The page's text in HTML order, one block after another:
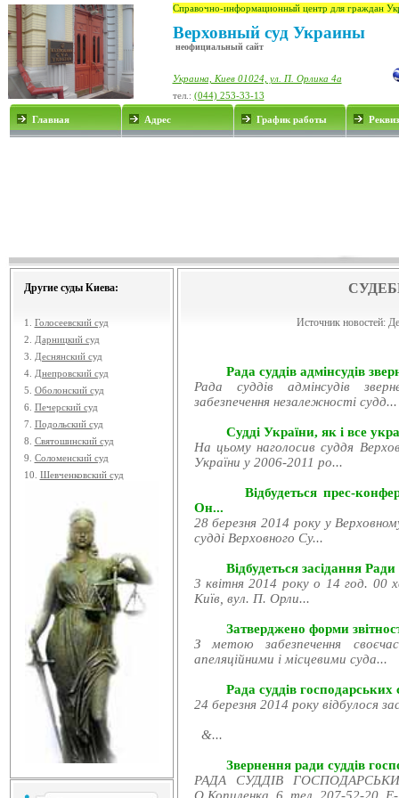
Справочно-информационный центр для граждан
Верховный суд Украины
неофициальный сайт
Украина, Киев 01024, ул. П. Орлика 4а
тел.: (044) 253-33-13
Главная Адрес График работы
Другие суды Киева:
1. Голосеевский суд
2.
Дарницкий суд
3.
Деснянский суд
4. Днепровский суд
5. Оболонский суд
6. Печерский суд
7. Подольский суд
8. Святошинский суд
9. Соломенский суд
10. Шевченковский суд
Источник новостей:
Рада суддів адмінсудів
Рада суддів адмінсудів
забезпечення незалежності судд...
Судді України, як і все
На цьому наголосив суддя
України у 2006-2011 ро...
Відбудеться прес-
Он...
28 березня 2014 року у
судді Верховного Су...
Відбудеться засідання
3 квітня 2014 року о 14 год. 00
Київ, вул. П. Орли...
Затверджено форми
З метою забезпечення
апеляційними і місцевими суда...
Рада суддів господарських
24 березня 2014 року відбулося
&...
Звернення ради суддів
РАДА СУДДІВ